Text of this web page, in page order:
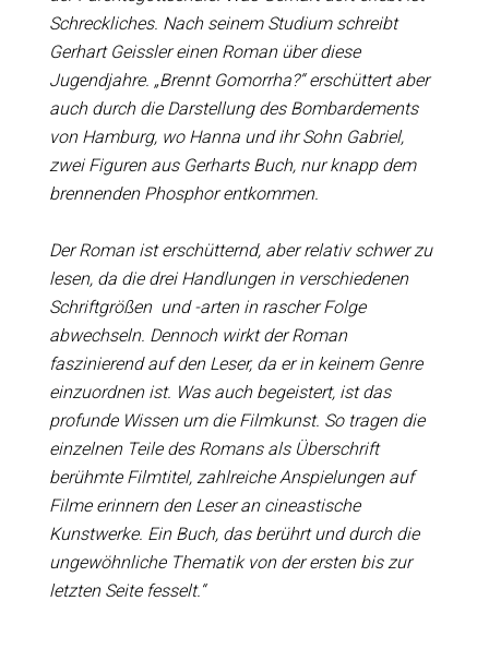
Schreckliches. Nach seinem Studium schreibt
Gerhart Geissler einen Roman über diese
Jugendjahre. „Brennt Gomorrha?“ erschüttert aber
auch durch die Darstellung des Bombardements
von Hamburg, wo Hanna und ihr Sohn Gabriel,
zwei Figuren aus Gerharts Buch, nur knapp dem
brennenden Phosphor entkommen.
Der Roman ist erschütternd, aber relativ schwer zu
lesen, da die drei Handlungen in verschiedenen
Schriftgrößen und -arten in rascher Folge
abwechseln. Dennoch wirkt der Roman
faszinierend auf den Leser, da er in keinem Genre
einzuordnen ist. Was auch begeistert, ist das
profunde Wissen um die Filmkunst. So tragen die
einzelnen Teile des Romans als Überschrift
berühmte Filmtitel, zahlreiche Anspielungen auf
Filme erinnern den Leser an cineastische
Kunstwerke. Ein Buch, das berührt und durch die
ungewöhnliche Thematik von der ersten bis zur
letzten Seite fesselt.“